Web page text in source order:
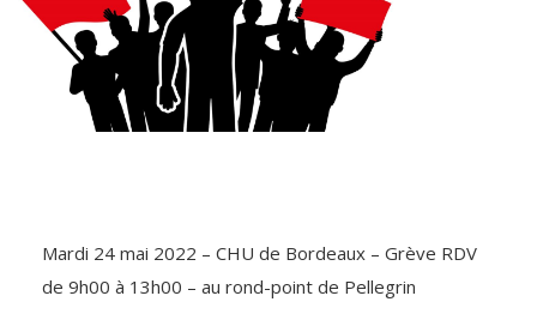
Mardi 24 mai 2022 – CHU de Bordeaux – Grève RDV
de 9h00 à 13h00 – au rond-point de Pellegrin